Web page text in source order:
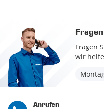
Fragen
wir
Anrufen